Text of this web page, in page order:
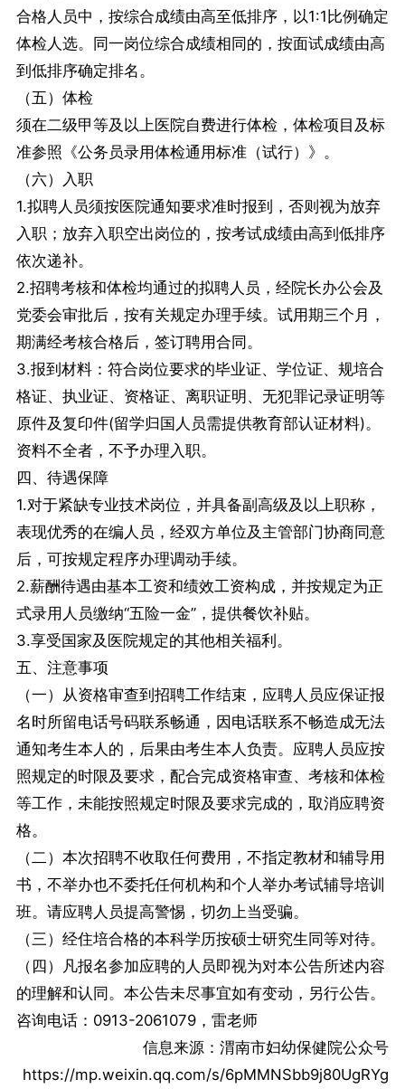
合格人员中，按综合成绩由高至低排序，以1:1比例确定
体检人选。同一岗位综合成绩相同的，按面试成绩由高
到低排序确定排名。
（五）体检
须在二级甲等及以上医院自费进行体检，体检项目及标
准参照《公务员录用体检通用标准（试行）》。
（六）入职
1.拟聘人员须按医院通知要求准时报到，否则视为放弃
入职；放弃入职空出岗位的，按考试成绩由高到低排序
依次递补。
2.招聘考核和体检均通过的拟聘人员，经院长办公会及
党委会审批后，按有关规定办理手续。试用期三个月，
期满经考核合格后，签订聘用合同。
3.报到材料：符合岗位要求的毕业证、学位证、规培合
格证、执业证、资格证、离职证明、无犯罪记录证明等
原件及复印件(留学归国人员需提供教育部认证材料)。
资料不全者，不予办理入职。
四、待遇保障
1.对于紧缺专业技术岗位，并具备副高级及以上职称，
表现优秀的在编人员，经双方单位及主管部门协商同意
后，可按规定程序办理调动手续。
2.薪酬待遇由基本工资和绩效工资构成，并按规定为正
式录用人员缴纳“五险一金”，提供餐饮补贴。
3.享受国家及医院规定的其他相关福利。
五、注意事项
（一）从资格审查到招聘工作结束，应聘人员应保证报
名时所留电话号码联系畅通，因电话联系不畅造成无法
通知考生本人的，后果由考生本人负责。应聘人员应按
照规定的时限及要求，配合完成资格审查、考核和体检
等工作，未能按照规定时限及要求完成的，取消应聘资
格。
（二）本次招聘不收取任何费用，不指定教材和辅导用
书，不举办也不委托任何机构和个人举办考试辅导培训
班。请应聘人员提高警惕，切勿上当受骗。
（三）经住培合格的本科学历按硕士研究生同等对待。
（四）凡报名参加应聘的人员即视为对本公告所述内容
的理解和认同。本公告未尽事宜如有变动，另行公告。
咨询电话：0913-2061079，雷老师
信息来源：渭南市妇幼保健院公众号
https://mp.weixin.qq.com/s/6pMMNSbb9j80UgRYg